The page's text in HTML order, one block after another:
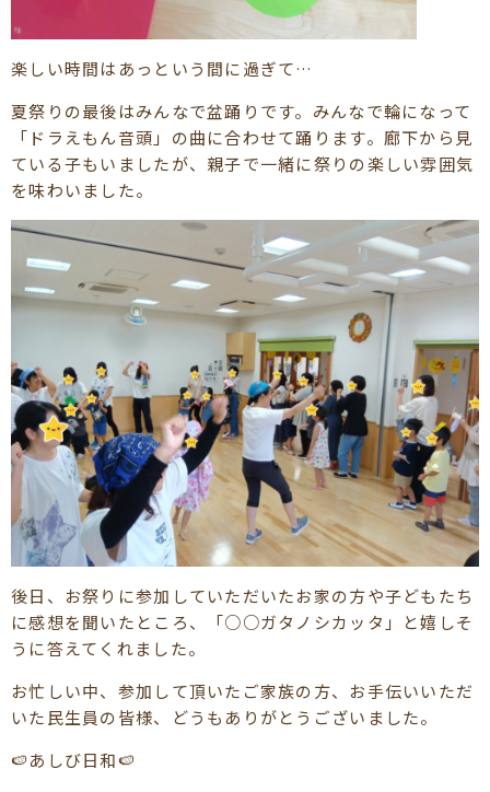
楽しい時間はあっという間に過ぎて…
夏祭りの最後はみんなで盆踊りです。みんなで輪になって
「ドラえもん音頭」の曲に合わせて踊ります。廊下から見
ている子もいましたが、親子で一緒に祭りの楽しい雰囲気
を味わいました。
後日、お祭りに参加していただいたお家の方や子どもたち
に感想を聞いたところ、「○○ガタノシカッタ」と嬉しそ
うに答えてくれました。
お忙しい中、参加して頂いたご家族の方、お手伝いいただ
いた民生員の皆様、どうもありがとうございました。
🍉あしび日和🍉